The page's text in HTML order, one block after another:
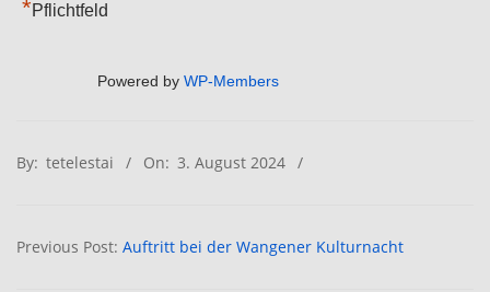
*Pflichtfeld
Powered by WP-Members
08-
By: tetelestai On: 3. August 2024
Previous Post: Auftritt bei der Wangener Kulturnacht